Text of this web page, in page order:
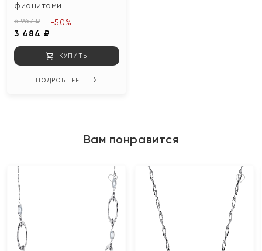
фианитами
6 967 ₽
3 484 ₽
-50%
КУПИТЬ
ПОДРОБНЕЕ
Вам понравится